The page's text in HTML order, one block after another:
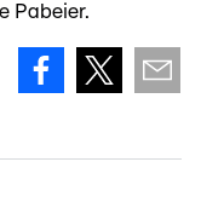
Pabeier.